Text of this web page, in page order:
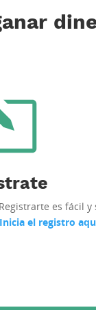
es fácil y
Inicia el registro